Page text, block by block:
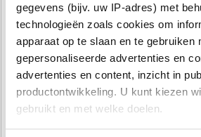
gegevens (bijv. uw IP-adres) met
technologieën zoals cookies om
apparaat op te slaan en te gebruiken
gepersonaliseerde advertenties en
advertenties en content, inzicht in
productontwikkeling. U kunt kiezen
gebruikt en met welke doelen.
Prachtig 4-sterren(superior) hotel aan de
553 p.p.
100m tot skilift
0m tot piste